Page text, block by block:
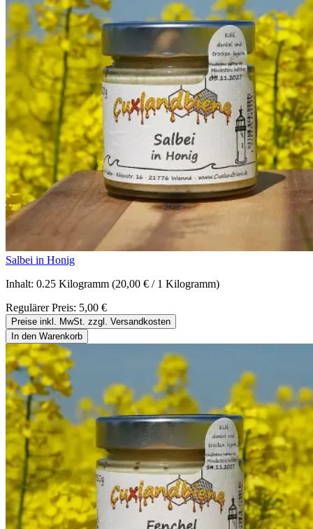
Salbei in Honig
Inhalt: 0.25 Kilogramm (20,00 € / 1 Kilogramm)
Regulärer Preis: 5,00 €
Preise inkl. MwSt. zzgl. Versandkosten
In den Warenkorb